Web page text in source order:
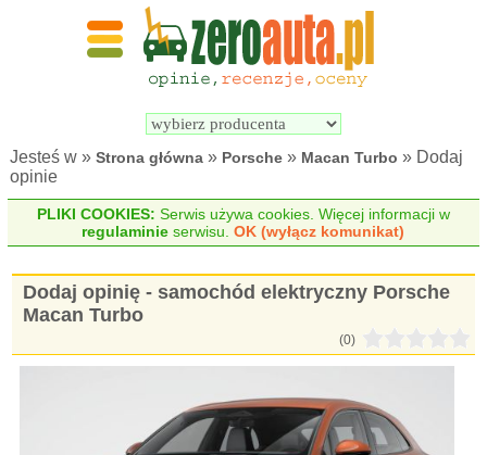
Wyszukiwarka
elektrycznych
Jesteś w »Strona główna » Porsche » Macan Turbo » Dodaj
opinie
PLIKI COOKIES: Serwis używa cookies. Więcej informacji w
regulaminie serwisu.OK (wyłącz komunikat)
Dodaj opinię - samochód elektryczny Porsche
Macan Turbo
(0)